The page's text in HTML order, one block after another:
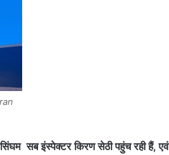
सब इंस्पेक्टर किरण सेठी पहुंच रही हैं, एवं